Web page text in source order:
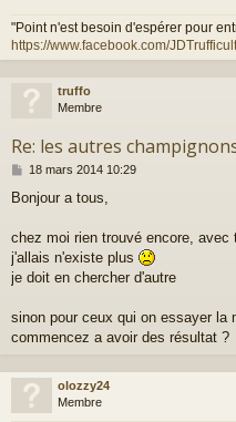
"Point n'est besoin d'espérer pour
https://www.facebook.com/
truffo
Membre
Re: les autres
M
s
a
g
18 mars 2014 10:29
Bonjour a tous,
chez moi rien trouvé encore,
j'allais n'existe plus
je doit en chercher d'autre
sinon pour ceux qui on essayer la
commencez a avoir des résultat ?
olozzy24
Membre